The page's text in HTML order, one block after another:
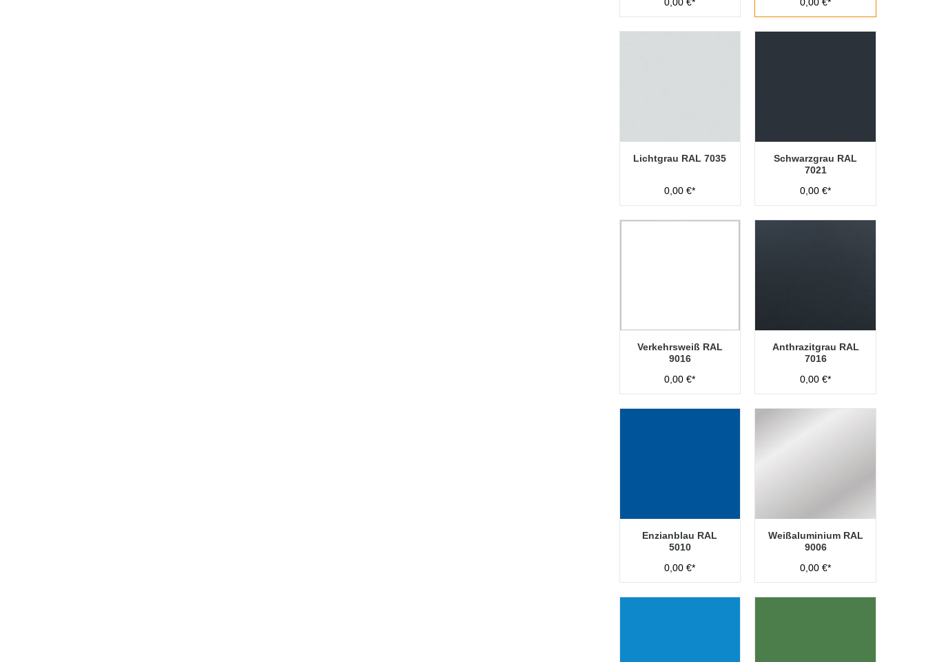
Lichtgrau RAL 7035
0,00 €*
Schwarzgrau RAL
7021
0,00 €*
Verkehrsweiß RAL
9016
0,00 €*
Anthrazitgrau RAL
7016
0,00 €*
Enzianblau RAL
5010
0,00 €*
Weißaluminium RAL
9006
0,00 €*